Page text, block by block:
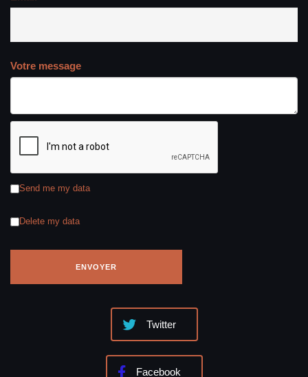
Votre message
Send me my data
Delete my data
Twitter
Facebook